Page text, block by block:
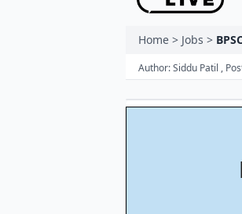
Home > Jobs >
Author: Siddu Patil ,